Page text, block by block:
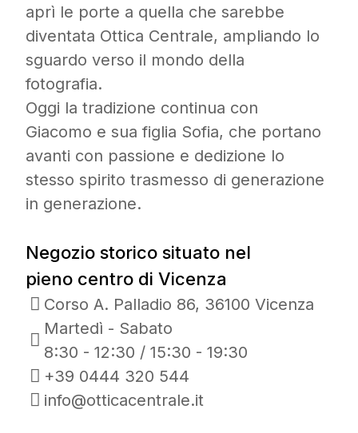
aprì le porte a quella che sarebbe
diventata Ottica Centrale, ampliando lo
sguardo verso il mondo della
fotografia.
Oggi la tradizione continua con
Giacomo e sua figlia Sofia, che portano
avanti con passione e dedizione lo
stesso spirito trasmesso di generazione
in generazione.
Negozio storico situato nel
pieno centro di Vicenza
Corso A. Palladio 86, 36100 Vicenza
Martedì - Sabato
8:30 - 12:30 / 15:30 - 19:30
+39 0444 320 544
info@otticacentrale.it